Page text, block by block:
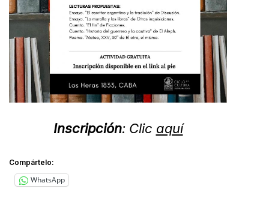
Inscripción: Clic aquí
Compártelo:
WhatsApp